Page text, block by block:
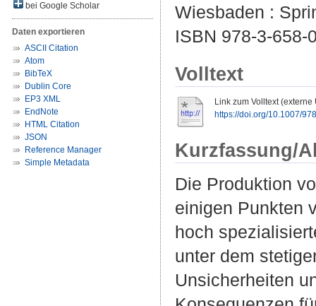
bei Google Scholar
Daten exportieren
ASCII Citation
Atom
BibTeX
Dublin Core
EP3 XML
EndNote
HTML Citation
JSON
Reference Manager
Simple Metadata
Wiesbaden :
ISBN 978-3-658-
Volltext
Link zum Volltext (externe
https://doi.org/10.1007/
Kurzfassung/
Die Produktion
einigen Punkten
hoch
unter dem
Unsicherheiten